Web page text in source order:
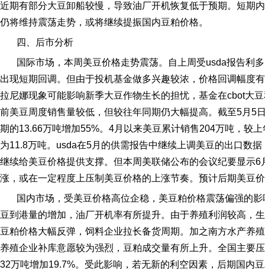
近期有部分大豆卸船较慢，导致油厂开机恢复低于预期。短期
仍将维持震荡走势，或将继续提振国内豆粕价格。
四、后市分析
国际市场，本周美豆价格走势震荡。自上周受usda报告利
出现短期回调。但由于投机基金做多兴趣较浓，价格回调幅度
拉尼娜现象可能影响新季大豆作物生长的担忧，基金在cbot大
前美豆周度销售量较低，但较往年同期仍大幅提高。截至5月 5
期的13.66万吨增加55%。 4月以来美豆累计销售204万吨，较上
为11.8万吨。 usda在5月的供需报告中继续上调美豆的出口数
继续给美豆价格提供支撑。但本周美联储公布的会议纪要显示6
涨，或在一定程度上压制美豆价格的上涨节奏。预计后期美豆
国内市场，受美豆价格高位企稳，美豆粕价格震荡偏强的
豆到港量的增加，油厂开机率有所提升。由于养殖利润较高，
豆粕价格大幅反弹，饲料企业拉长备货周期。加之南方水产养
养殖企业补库意愿较为强烈，豆粕成交量有所上升。全国主要
32万吨增加19.7%。受此影响，若无新的利空因素，后期国内